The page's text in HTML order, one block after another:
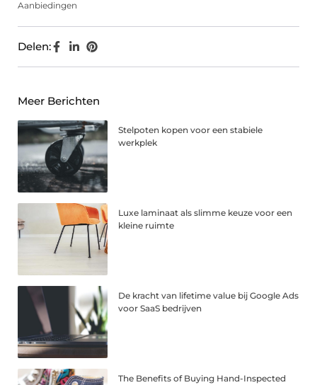
Aanbiedingen
Delen:
Meer Berichten
Stelpoten kopen voor een stabiele
werkplek
Luxe laminaat als slimme keuze voor een
kleine ruimte
De kracht van lifetime value bij Google Ads
voor SaaS bedrijven
The Benefits of Buying Hand-Inspected